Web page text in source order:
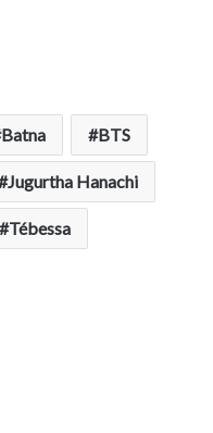
Batna BTS
Jugurtha Hanachi
Tébessa